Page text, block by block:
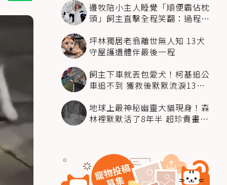
邊牧陪小主人睡覺「順便霸佔枕
頭」飼主直擊全程笑翻：過程絲
坪林獨居老翁離世無人知 13犬
守屋護遺體伴最後一程
飼主下車就丟包愛犬！柯基追公
車追不到 獲救後默默流淚13萬
地球上最神秘幽靈大貓現身！森
林裡默默活了8年半 超珍貴畫面